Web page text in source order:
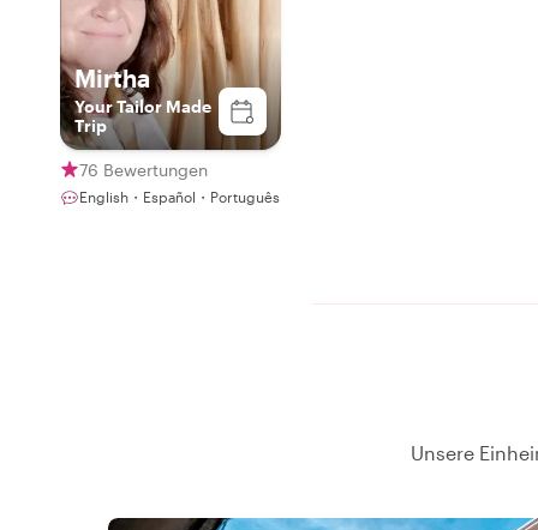
Mirtha
Your Tailor Made
Trip
76 Bewertungen
English・Español・Português
Unsere